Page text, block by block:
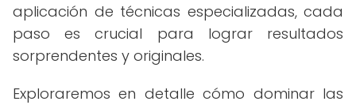
aplicación de técnicas especializadas, cada
paso es crucial para lograr resultados
sorprendentes y originales.
Exploraremos en detalle cómo dominar las